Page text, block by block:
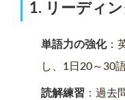
1. リーディ
単語力の強化：
し、1日20～30
読解練習 ：過去